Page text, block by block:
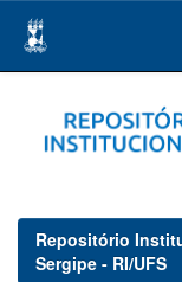
navigation
Repositório
Sergipe - RI/UFS